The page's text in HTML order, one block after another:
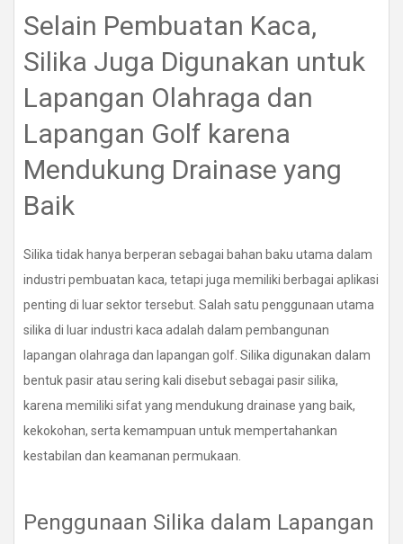
Selain Pembuatan Kaca,
Silika Juga Digunakan untuk
Lapangan Olahraga dan
Lapangan Golf karena
Mendukung Drainase yang
Baik
Silika tidak hanya berperan sebagai bahan baku utama dalam
industri pembuatan kaca, tetapi juga memiliki berbagai aplikasi
penting di luar sektor tersebut. Salah satu penggunaan utama
silika di luar industri kaca adalah dalam pembangunan
lapangan olahraga dan lapangan golf. Silika digunakan dalam
bentuk pasir atau sering kali disebut sebagai pasir silika,
karena memiliki sifat yang mendukung drainase yang baik,
kekokohan, serta kemampuan untuk mempertahankan
kestabilan dan keamanan permukaan.
Penggunaan Silika dalam Lapangan